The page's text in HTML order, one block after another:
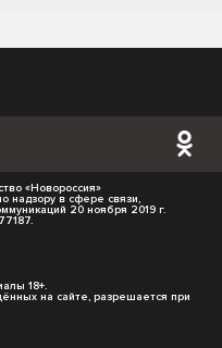
«Новороссия»
надзору в сфере связи,
20 ноября 2019 г.
18+.
на сайте, разрешается при